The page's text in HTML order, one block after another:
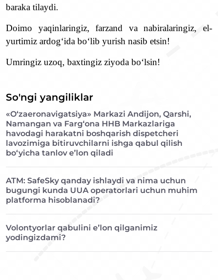
baraka tilaydi.
Doimo yaqinlaringiz, farzand va nabiralaringiz, el-
yurtimiz ardogʻida boʻlib yurish nasib etsin!
Umringiz uzoq, baxtingiz ziyoda boʻlsin!
So'ngi yangiliklar
«O‘zaeronavigatsiya» Markazi Andijon, Qarshi,
Namangan va Farg‘ona HHB Markazlariga
havodagi harakatni boshqarish dispetcheri
lavozimiga bitiruvchilarni ishga qabul qilish
bo‘yicha tanlov e’lon qiladi
ATM: SafeSky qanday ishlaydi va nima uchun
bugungi kunda UUA operatorlari uchun muhim
platforma hisoblanadi?
Volontyorlar qabulini e’lon qilganimiz
yodingizdami?